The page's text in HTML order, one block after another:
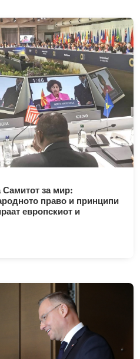
за мир:
право и принципи
европскиот и